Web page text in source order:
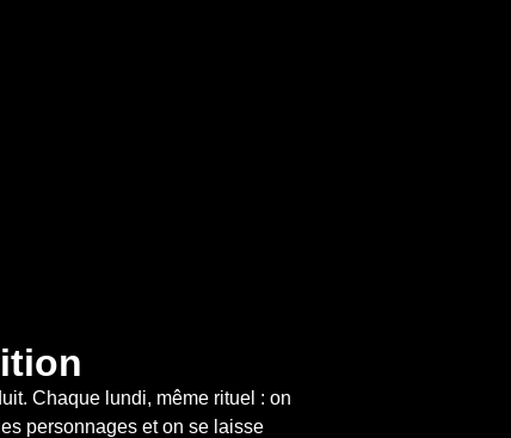
Chaque lundi, même rituel : on
personnages et on se laisse